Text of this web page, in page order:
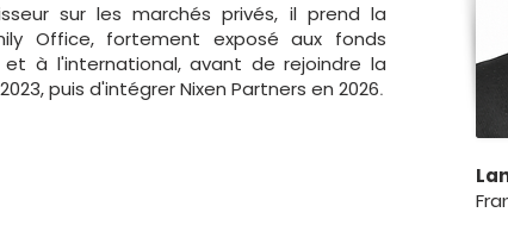
sur les marchés privés, il prend la
Office, fortement exposé aux fonds
à l'international, avant de rejoindre la
puis d'intégrer Nixen Partners en 2026.